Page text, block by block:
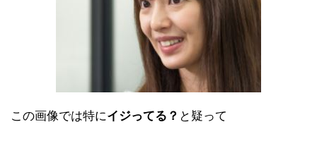
この画像では特にイジってる？ と疑って